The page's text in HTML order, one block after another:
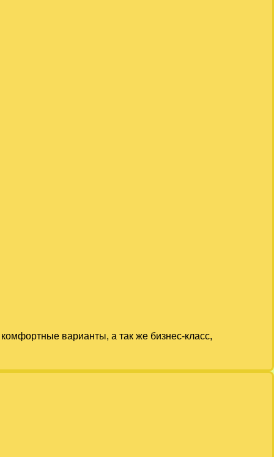
варианты, а так же бизнес-класс,